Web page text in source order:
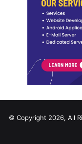
© Copyright 2026, All